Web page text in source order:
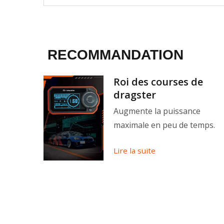
RECOMMANDATION
Roi des courses de
dragster
Augmente la puissance
maximale en peu de temps.
Lire la suite